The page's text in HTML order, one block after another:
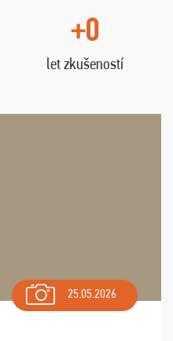
+0
let zkušeností
25.05.2026